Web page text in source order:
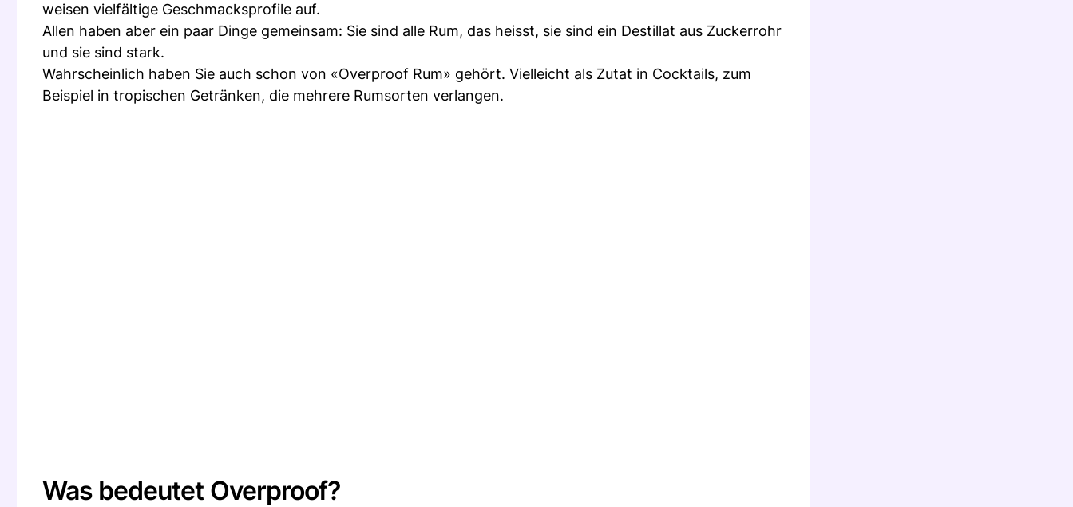
weisen vielfältige Geschmacksprofile auf.
Allen haben aber ein paar Dinge gemeinsam: Sie sind alle Rum, das heisst, sie sind ein Destillat aus Zuckerrohr
und sie sind stark.
Wahrscheinlich haben Sie auch schon von «Overproof Rum» gehört. Vielleicht als Zutat in Cocktails, zum
Beispiel in tropischen Getränken, die mehrere Rumsorten verlangen.
Was bedeutet Overproof?